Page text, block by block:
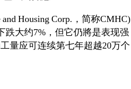
Housing Corp.，简称CMHC)
跌大约7%，但它仍將是表现强
量应可连续第七年超越20万个